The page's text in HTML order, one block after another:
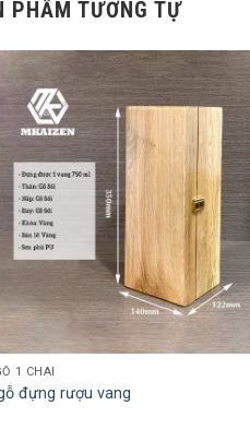
PHẨM TƯƠNG TỰ
1 CHAI
đựng rượu vang